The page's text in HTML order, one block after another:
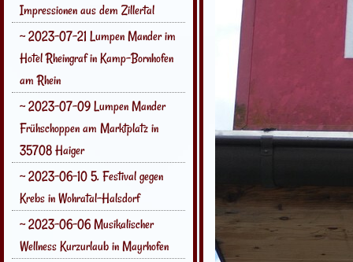
Impressionen aus dem Zillertal
~ 2023-07-21 Lumpen Mander im
Hotel Rheingraf in Kamp-Bornhofen
am Rhein
~ 2023-07-09 Lumpen Mander
Frühschoppen am Marktplatz in
35708 Haiger
~ 2023-06-10 5. Festival gegen
Krebs in Wohratal-Halsdorf
~ 2023-06-06 Musikalischer
Wellness Kurzurlaub in Mayrhofen